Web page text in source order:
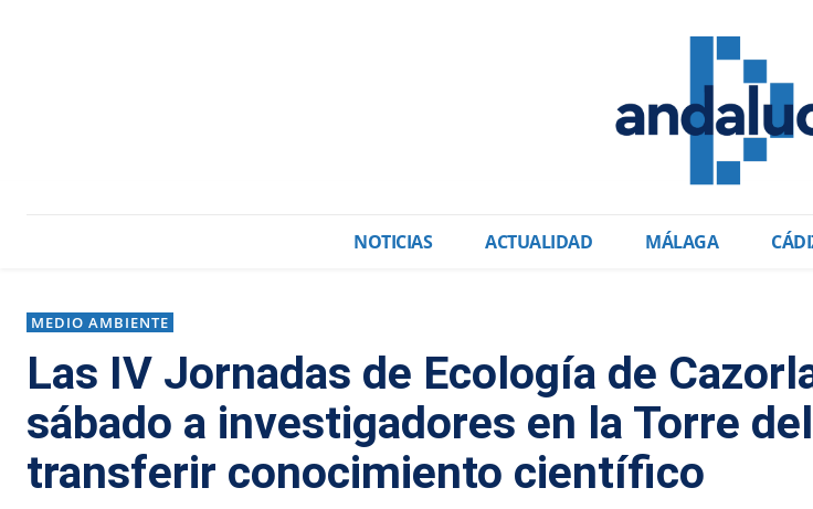
NOTICIAS ACTUALIDAD MÁLAGA
MEDIO AMBIENTE
Las IV Jornadas de Ecología de
sábado a investigadores en la Torre
transferir conocimiento científico